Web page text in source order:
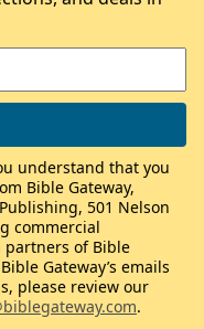
understand that you
Bible Gateway,
501 Nelson
commercial
partners of Bible
Gateway’s emails
please review our
.